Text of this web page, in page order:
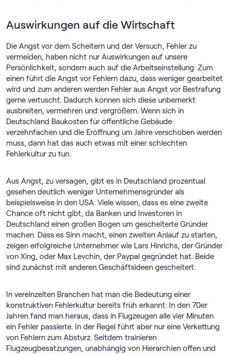
Auswirkungen auf die Wirtschaft
Die Angst vor dem Scheitern und der Versuch, Fehler zu
vermeiden, haben nicht nur Auswirkungen auf unsere
Persönlichkeit, sondern auch auf die Arbeitseinstellung. Zum
einen führt die Angst vor Fehlern dazu, dass weniger gearbeitet
wird und zum anderen werden Fehler aus Angst vor Bestrafung
gerne vertuscht. Dadurch können sich diese unbemerkt
ausbreiten, vermehren und vergrößern. Wenn sich in
Deutschland Baukosten für öffentliche Gebäude
verzehnfachen und die Eröffnung um Jahre verschoben werden
muss, dann hat das auch etwas mit einer schlechten
Fehlerkultur zu tun.
Aus Angst, zu versagen, gibt es in Deutschland prozentual
gesehen deutlich weniger Unternehmensgründer als
beispielsweise in den USA. Viele wissen, dass es eine zweite
Chance oft nicht gibt, da Banken und Investoren in
Deutschland einen großen Bogen um gescheiterte Gründer
machen. Dass es Sinn macht, einen zweiten Anlauf zu starten,
zeigen erfolgreiche Unternehmer wie Lars Hinrichs, der Gründer
von Xing, oder Max Levchin, der Paypal gegründet hat. Beide
sind zunächst mit anderen Geschäftsideen gescheitert.
In vereinzelten Branchen hat man die Bedeutung einer
konstruktiven Fehlerkultur bereits früh erkannt: In den 70er
Jahren fand man heraus, dass in Flugzeugen alle vier Minuten
ein Fehler passierte. In der Regel führt aber nur eine Verkettung
von Fehlern zum Absturz. Seitdem trainieren
Flugzeugbesatzungen, unabhängig von Hierarchien offen und